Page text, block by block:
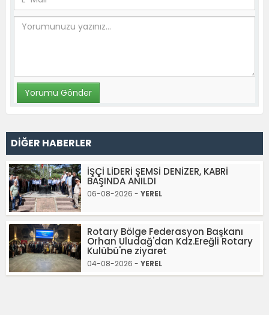
DİĞER HABERLER
İŞÇİ LİDERİ ŞEMSİ DENİZER, KABRİ
BAŞINDA ANILDI
06-08-2026 - YEREL
Rotary Bölge Federasyon Başkanı
Orhan Uludağ'dan Kdz.Ereğli Rotary
Kulübü'ne ziyaret
04-08-2026 - YEREL